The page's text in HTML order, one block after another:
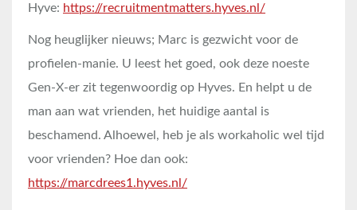
Hyve: https://recruitmentmatters.hyves.nl/
Nog heuglijker nieuws; Marc is gezwicht voor de
profielen-manie. U leest het goed, ook deze noeste
Gen-X-er zit tegenwoordig op Hyves. En helpt u de
man aan wat vrienden, het huidige aantal is
beschamend. Alhoewel, heb je als workaholic wel tijd
voor vrienden? Hoe dan ook:
https://marcdrees1.hyves.nl/